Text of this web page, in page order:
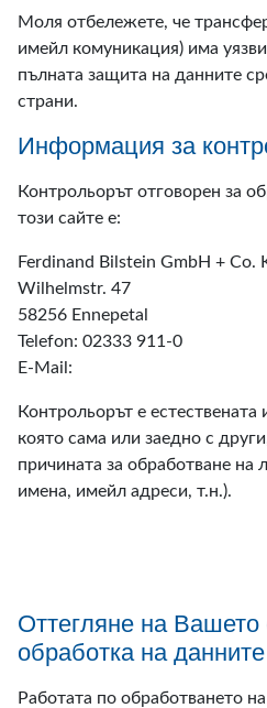
Моля отбележете, че
имейл комуникация) има
пълната защита на данните
страни.
Информация за
Контрольорът отговорен за
този сайте е:
Ferdinand Bilstein GmbH + Co.
Wilhelmstr. 47
58256 Ennepetal
Telefon: 02333 911-0
E-Mail:
Контрольорът е естествената
която сама или заедно с
причината за обработване на
имена, имейл адреси, т.н.).
Оттегляне на Вашето
обработка на данните
Работата по обработването